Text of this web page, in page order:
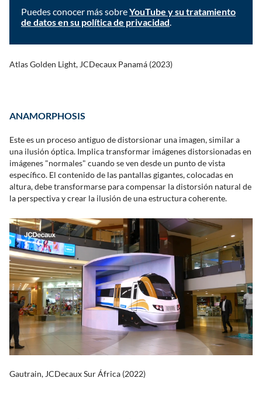
Puedes conocer más sobreYouTube y su tratamiento
de datos en su política de privacidad.
Acepto
Atlas Golden Light, JCDecaux Panamá (2023)
ANAMORPHOSIS
Este es un proceso antiguo de distorsionar una imagen, similar a
una ilusión óptica. Implica transformar imágenes distorsionadas en
imágenes "normales" cuando se ven desde un punto de vista
específico. El contenido de las pantallas gigantes, colocadas en
altura, debe transformarse para compensar la distorsión natural de
la perspectiva y crear la ilusión de una estructura coherente.
Gautrain, JCDecaux Sur África (2022)